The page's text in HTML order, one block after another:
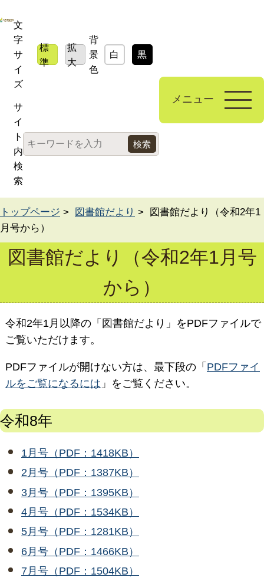
文
字
サ
イ
ズ
標
準
拡
大
背
景
色
白 黒
サ
イ
ト
内
検
索
メニュー
トップページ > 図書館だより > 図書館だより（令和2年1
月号から）
図書館だより（令和2年1月号
から）
令和2年1月以降の「図書館だより」をPDFファイルで
ご覧いただけます。
PDFファイルが開けない方は、最下段の「 PDFファイ
ルをご覧になるには 」をご覧ください。
令和8年
1月号（PDF：1418KB）
2月号（PDF：1387KB）
3月号（PDF：1395KB）
4月号（PDF：1534KB）
5月号（PDF：1281KB）
6月号（PDF：1466KB）
7月号（PDF：1504KB）